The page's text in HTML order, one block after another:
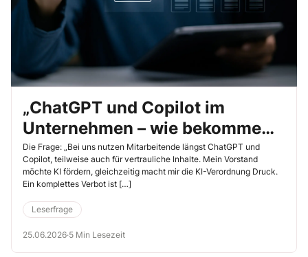
„ChatGPT und Copilot im
Unternehmen – wie bekomme
ich das geregelt, ohne den
Stecker zu ziehen?“
Die Frage: „Bei uns nutzen Mitarbeitende längst ChatGPT und
Copilot, teilweise auch für vertrauliche Inhalte. Mein Vorstand
möchte KI fördern, gleichzeitig macht mir die KI-Verordnung Druck.
Ein komplettes Verbot ist […]
Leserfrage
25.06.2026·5 Min Lesezeit